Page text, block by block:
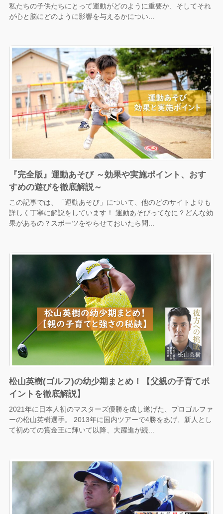
私たちの子供たちにとって運動がどのように重要か、そしてそれ
が心と脳にどのように影響を与えるかについ...
『完全版』運動あそび ～効果や実施ポイント、おす
すめの遊びを徹底解説～
この記事では、「運動あそび」について、他のどのサイトよりも
詳しく丁寧に解説をしています！ 運動あそびってなに？どんな効
果があるの？スポーツをやらせておいたら問...
松山英樹(ゴルフ)の幼少期まとめ！【父親の子育てポ
イントを徹底解説】
2021年に日本人初のマスターズ優勝を成し遂げた、プロゴルファ
ーの松山英樹選手。 2013年に国内ツアーで4勝をあげ、新人とし
て初めての賞金王に輝いて以降、大躍進が続...